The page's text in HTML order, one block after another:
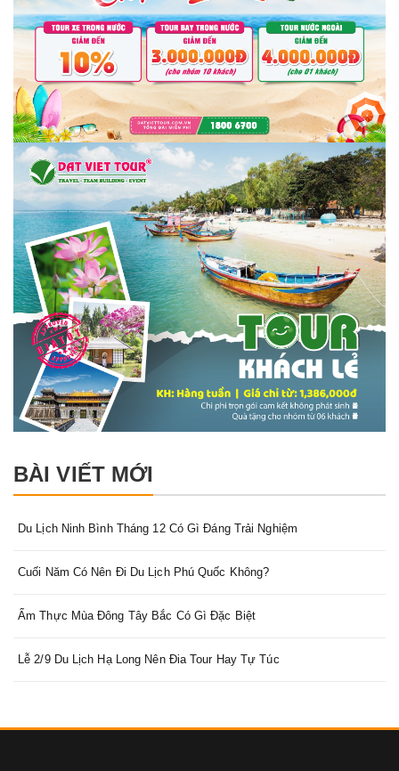
BÀI VIẾT MỚI
Du Lịch Ninh Bình Tháng 12 Có Gì Đáng Trải Nghiệm
Cuối Năm Có Nên Đi Du Lịch Phú Quốc Không?
Ẩm Thực Mùa Đông Tây Bắc Có Gì Đặc Biệt
Lễ 2/9 Du Lịch Hạ Long Nên Đia Tour Hay Tự Túc